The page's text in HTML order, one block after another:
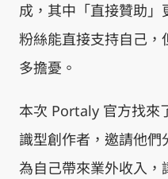
成，其中「直接贊助
粉絲能直接支持自己，
多擔憂。
本次 Portaly 官方找來
識型創作者，邀請他
為自己帶來業外收入，